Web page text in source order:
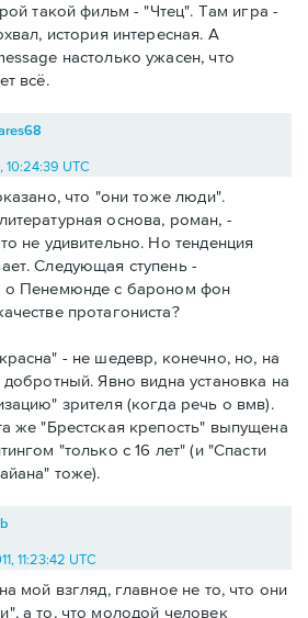
такой фильм - "Чтец". Там игра -
история интересная. А
настолько ужасен, что
всё.
10:24:39 UTC
что "они тоже люди".
основа, роман, -
не удивительно. Но тенденция
Следующая ступень -
о Пенемюнде с бароном фон
протагониста?
- не шедевр, конечно, но, на
добротный. Явно видна установка на
зрителя (когда речь о вмв).
же "Брестская крепость" выпущена
"только с 16 лет" (и "Спасти
тоже).
11:23:42 UTC
мой взгляд, главное не то, что они
а то, что молодой человек